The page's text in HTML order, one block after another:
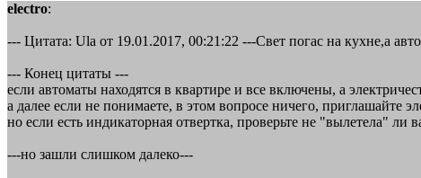
electro:
--- Цитата: Ula от 19.01.2017, 00:21:22 ---Свет погас на кухне,а
--- Конец цитаты ---
если автоматы находятся в квартире и все включены, а
а далее если не понимаете, в этом вопросе ничего, приглашайте
но если есть индикаторная отвертка, проверьте не "вылетела"
---но зашли слишком далеко---